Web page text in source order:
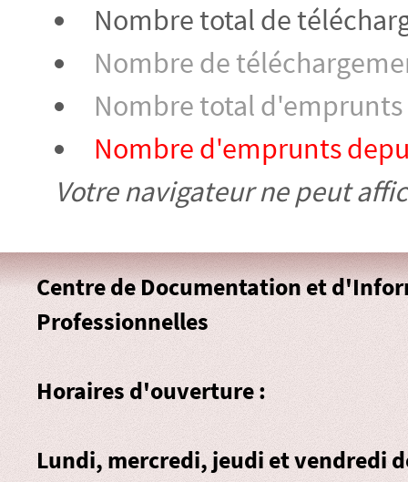
Nombre total de
Nombre de
Nombre total d'emprunts
Nombre d'emprunts
Votre navigateur ne peut
Centre de Documentation et
Professionnelles
Horaires d'ouverture :
Lundi, mercredi, jeudi et vendredi